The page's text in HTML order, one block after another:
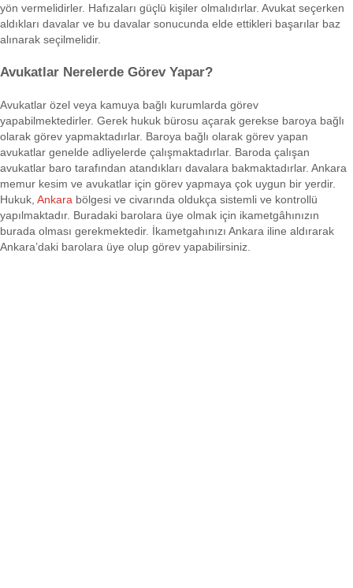
yön vermelidirler. Hafızaları güçlü kişiler olmalıdırlar. Avukat seçerken
aldıkları davalar ve bu davalar sonucunda elde ettikleri başarılar baz
alınarak seçilmelidir.
Avukatlar Nerelerde Görev Yapar?
Avukatlar özel veya kamuya bağlı kurumlarda görev
yapabilmektedirler. Gerek hukuk bürosu açarak gerekse baroya bağlı
olarak görev yapmaktadırlar. Baroya bağlı olarak görev yapan
avukatlar genelde adliyelerde çalışmaktadırlar. Baroda çalışan
avukatlar baro tarafından atandıkları davalara bakmaktadırlar. Ankara
memur kesim ve avukatlar için görev yapmaya çok uygun bir yerdir.
Hukuk, Ankara bölgesi ve civarında oldukça sistemli ve kontrollü
yapılmaktadır. Buradaki barolara üye olmak için ikametgâhınızın
burada olması gerekmektedir. İkametgahınızı Ankara iline aldırarak
Ankara’daki barolara üye olup görev yapabilirsiniz.